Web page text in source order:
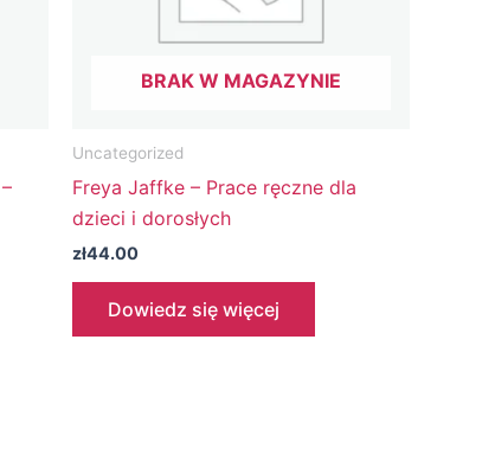
BRAK W MAGAZYNIE
Uncategorized
Freya Jaffke – Prace ręczne dla
dzieci i dorosłych
zł44.00
Dowiedz się więcej